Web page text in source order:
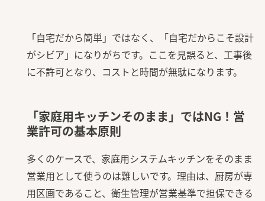
「自宅だから簡単」ではなく、「自宅だからこそ設計
がシビア」になりがちです。ここを見誤ると、工事後
に不許可となり、コストと時間が無駄になります。
「家庭用キッチンそのまま」ではNG！営
業許可の基本原則
多くのケースで、家庭用システムキッチンをそのまま
営業用として使うのは難しいです。理由は、厨房が専
用区画であること、衛生管理が営業基準で担保できる